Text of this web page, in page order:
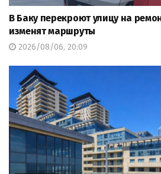
В Баку перекроют улицу на
изменят маршруты
2026/08/06, 20:09